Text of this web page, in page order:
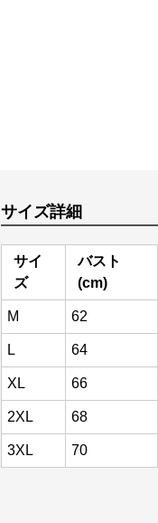
サイズ詳細
サイ
ズ
バスト
(cm)
M 62
L 64
XL 66
2XL 68
3XL 70